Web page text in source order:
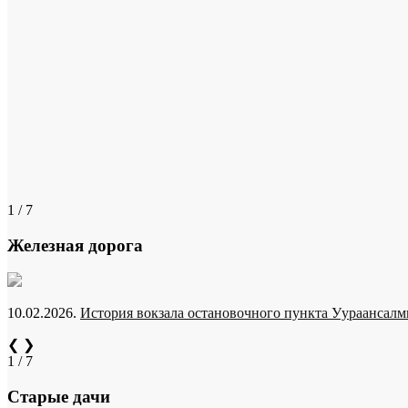
1 / 7
Железная дорога
10.02.2026. История вокзала остановочного пункта
❮ ❯
1 / 7
Старые дачи